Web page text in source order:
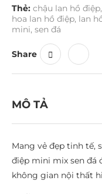
Thẻ: chậu lan hồ điệp,
hoa lan hồ điệp, lan
mini, sen đá
Share
MÔ TẢ
Mang vẻ đẹp tinh tế,
điệp mini mix sen đá
không gian nội thất